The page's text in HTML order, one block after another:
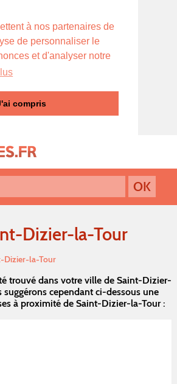
à nos partenaires de
de personnaliser le
et d'analyser notre
compris
Dizier-la-Tour
Dizier-la-Tour
trouvé dans votre ville de Saint-Dizier-
suggérons cependant ci-dessous une
à proximité de Saint-Dizier-la-Tour :